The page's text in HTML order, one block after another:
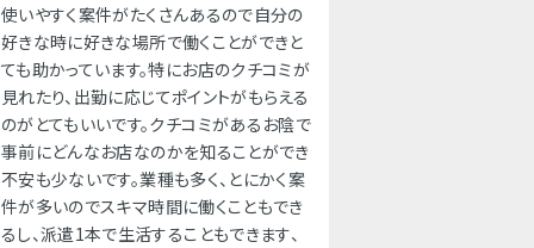
使いやすく案件がたくさんあるので自分の
好きな時に好きな場所で働くことができと
ても助かっています。特にお店のクチコミが
見れたり、出勤に応じてポイントがもらえる
のがとてもいいです。クチコミがあるお陰で
事前にどんなお店なのかを知ることができ
不安も少ないです。業種も多く、とにかく案
件が多いのでスキマ時間に働くこともでき
るし、派遣1本で生活することもできます、